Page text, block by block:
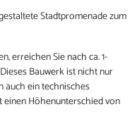
Stadtpromenade zum
erreichen Sie nach ca. 1-
Bauwerk ist nicht nur
auch ein technisches
einen Höhenunterschied von